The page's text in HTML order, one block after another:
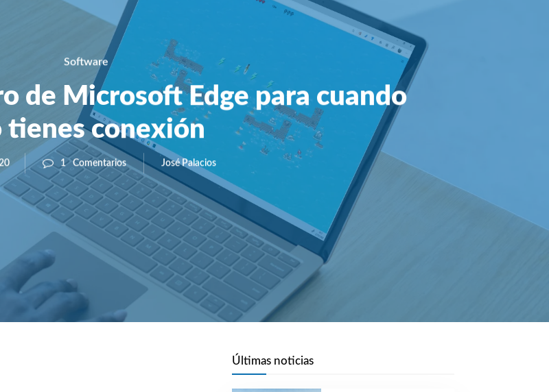
Software
de Microsoft Edge para cuando
tienes conexión
1 Comentarios José Palacios
Últimas noticias